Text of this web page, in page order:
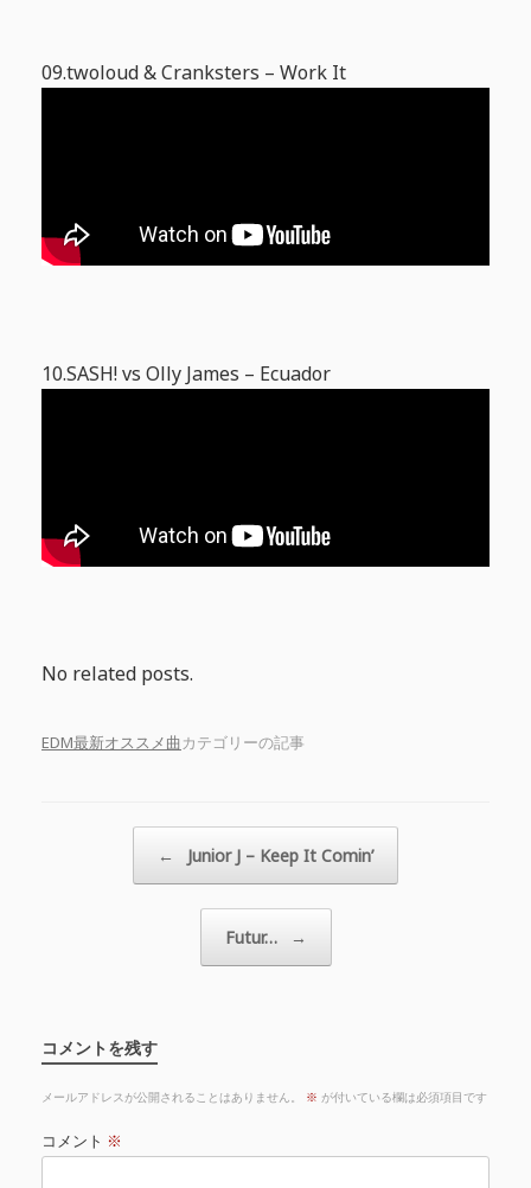
09.twoloud & Cranksters – Work It
10.SASH! vs Olly James – Ecuador
No related posts.
EDM最新オススメ曲カテゴリーの記事
← Junior J – Keep It Comin’
Futur… →
コメントを残す
メールアドレスが公開されることはありません。 ※ が付いている欄は必須項目です
コメント ※